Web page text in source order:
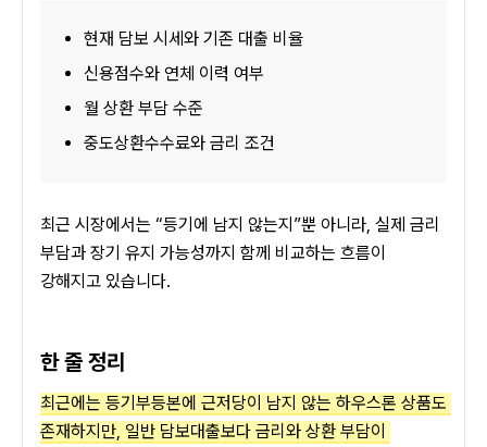
현재 담보 시세와 기존 대출 비율
신용점수와 연체 이력 여부
월 상환 부담 수준
중도상환수수료와 금리 조건
최근 시장에서는 “등기에 남지 않는지”뿐 아니라, 실제 금리
부담과 장기 유지 가능성까지 함께 비교하는 흐름이
강해지고 있습니다.
한 줄 정리
최근에는 등기부등본에 근저당이 남지 않는 하우스론 상품도
존재하지만, 일반 담보대출보다 금리와 상환 부담이